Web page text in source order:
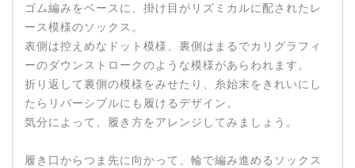
ゴム編みをベースに、掛け目がリズミカルに配されたレ
ース模様のソックス。
表側は控えめなドット模様、裏側はまるでカリグラフィ
ーのダウンストロークのような模様があらわれます。
折り返して裏側の模様をみせたり、糸始末をきれいにし
たらリバーシブルにも履けるデザイン。
気分によって、履き方をアレンジしてみましょう。
履き口からつま先に向かって、輪で編み進めるソックス